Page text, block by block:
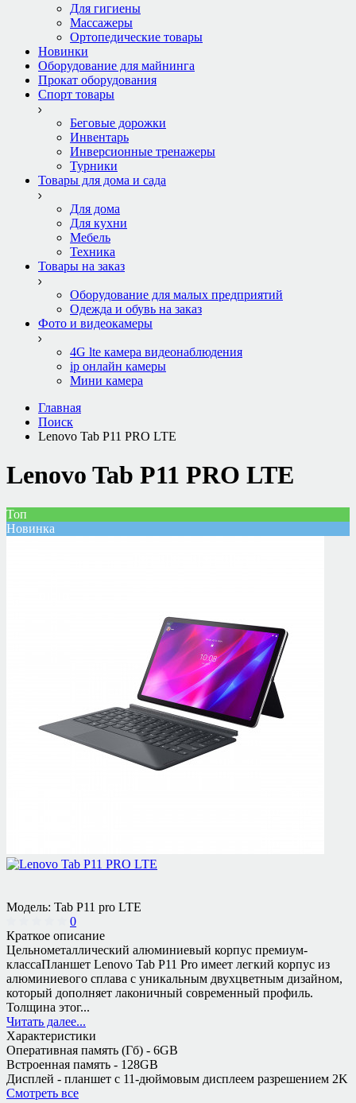
Для гигиены
Массажеры
Ортопедические товары
Новинки
Оборудование для майнинга
Прокат оборудования
Спорт товары
Беговые дорожки
Инвентарь
Инверсионные тренажеры
Турники
Товары для дома и сада
Для дома
Для кухни
Мебель
Техника
Товары на заказ
Оборудование для малых предприятий
Одежда и обувь на заказ
Фото и видеокамеры
4G lte камера видеонаблюдения
ip онлайн камеры
Мини камера
Главная
Поиск
Lenovo Tab P11 PRO LTE
Lenovo Tab P11 PRO LTE
Топ
Новинка
Модель: Tab P11 pro LTE
0
Краткое описание
Цельнометаллический алюминиевый корпус премиум-
классаПланшет Lenovo Tab P11 Pro имеет легкий корпус из
алюминиевого сплава с уникальным двухцветным дизайном,
который дополняет лаконичный современный профиль.
Толщина этог...
Читать далее...
Характеристики
Оперативная память (Гб) - 6GB
Встроенная память - 128GB
Дисплей - планшет с 11-дюймовым дисплеем разрешением 2K
Смотреть все